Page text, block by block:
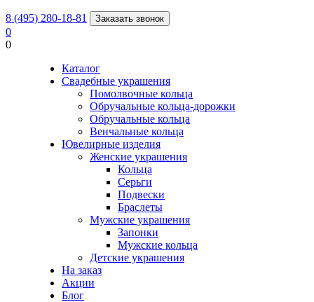
8 (495) 280-18-81 Заказать звонок
0
0
Каталог
Свадебные украшения
Помолвочные кольца
Обручальные кольца-дорожки
Обручальные кольца
Венчальные кольца
Ювелирные изделия
Женские украшения
Кольца
Серьги
Подвески
Браслеты
Мужские украшения
Запонки
Мужские кольца
Детские украшения
На заказ
Акции
Блог